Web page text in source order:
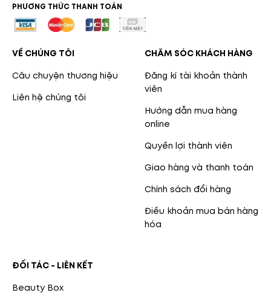
PHƯƠNG THỨC THANH TOÁN
VỀ CHÚNG TÔI
Câu chuyện thương hiệu
Liên hệ chúng tôi
CHĂM SÓC KHÁCH HÀNG
Đăng kí tài khoản thành
viên
Hướng dẫn mua hàng
online
Quyền lợi thành viên
Giao hàng và thanh toán
Chính sách đổi hàng
Điều khoản mua bán hàng
hóa
ĐỐI TÁC - LIÊN KẾT
Beauty Box